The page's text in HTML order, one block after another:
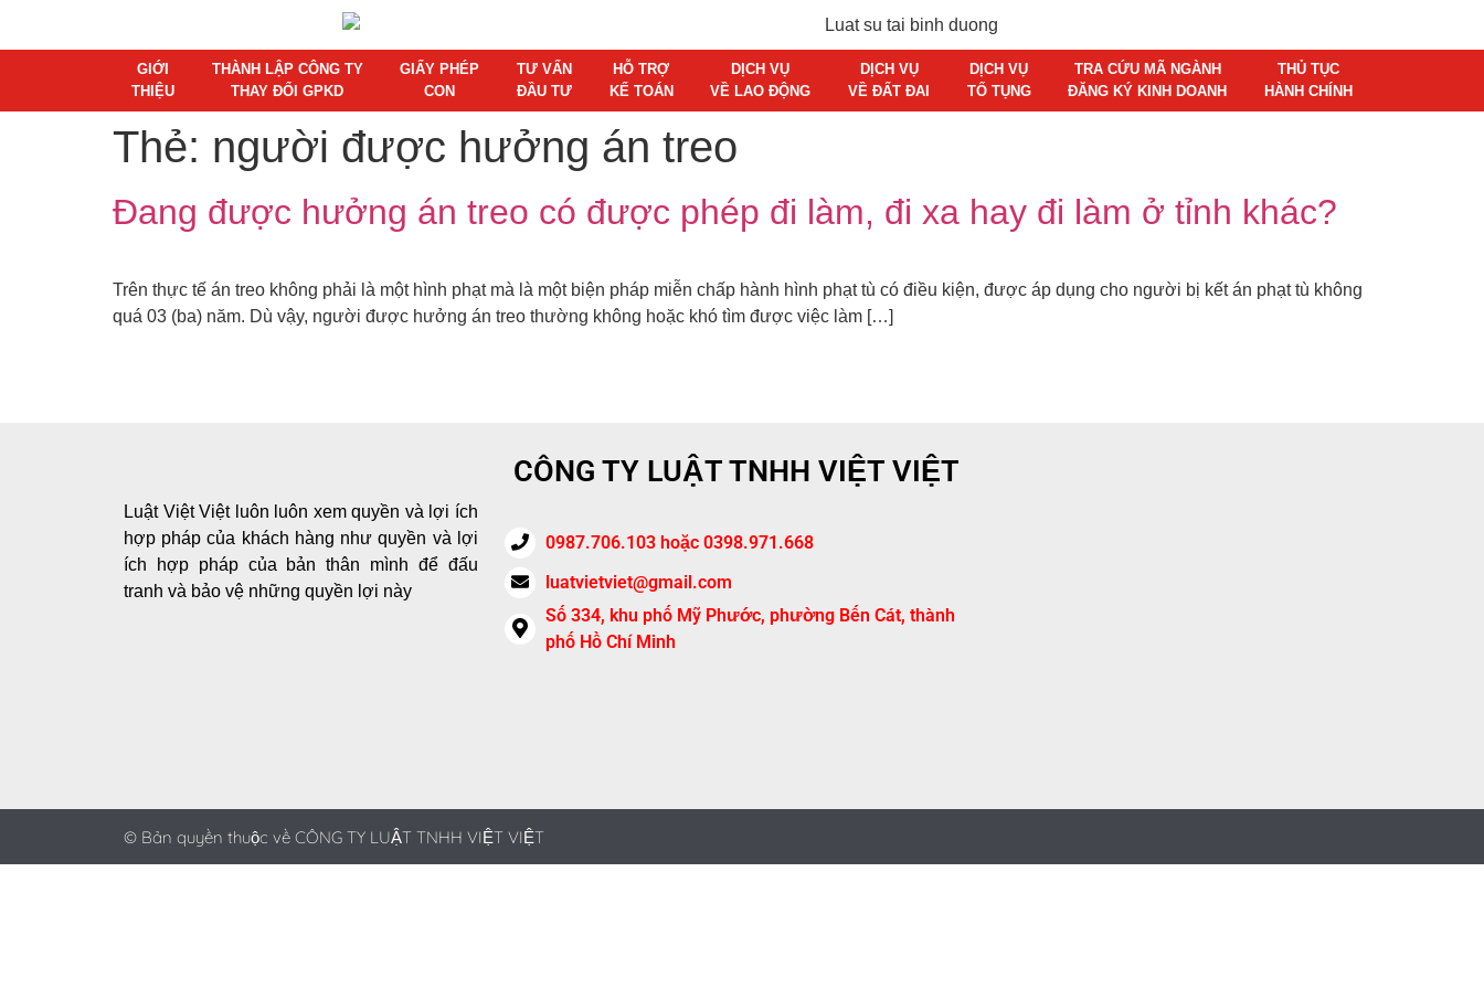
GIỚI
THIỆU
THÀNH LẬP CÔNG TY
THAY ĐỔI GPKD
GIẤY PHÉP
CON
TƯ VẤN
ĐẦU TƯ
HỖ TRỢ
KẾ TOÁN
DỊCH VỤ
VỀ LAO ĐỘNG
DỊCH VỤ
VỀ ĐẤT ĐAI
DỊCH VỤ
TỐ TỤNG
TRA CỨU MÃ NGÀNH
ĐĂNG KÝ KINH DOANH
THỦ TỤC
HÀNH CHÍNH
Thẻ: người được hưởng án treo
Đang được hưởng án treo có được phép đi làm, đi xa hay đi làm ở tỉnh khác?
Trên thực tế án treo không phải là một hình phạt mà là một biện pháp miễn chấp hành hình phạt tù có điều kiện, được áp dụng cho người bị kết án phạt tù không
quá 03 (ba) năm. Dù vậy, người được hưởng án treo thường không hoặc khó tìm được việc làm […]
Luật Việt Việt luôn luôn xem quyền và lợi ích
hợp pháp của khách hàng như quyền và lợi
ích hợp pháp của bản thân mình để đấu
tranh và bảo vệ những quyền lợi này
CÔNG TY LUẬT TNHH VIỆT VIỆT
0987.706.103 hoặc 0398.971.668
luatvietviet@gmail.com
Số 334, khu phố Mỹ Phước, phường Bến Cát, thành
phố Hồ Chí Minh
© Bản quyền thuộc về CÔNG TY LUẬT TNHH VIỆT VIỆT